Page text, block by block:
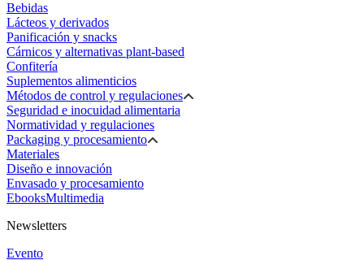
Bebidas
Lácteos y derivados
Panificación y snacks
Cárnicos y alternativas plant-based
Confitería
Suplementos alimenticios
Métodos de control y regulaciones
Seguridad e inocuidad alimentaria
Normatividad y regulaciones
Packaging y procesamiento
Materiales
Diseño e innovación
Envasado y procesamiento
EbooksMultimedia
Newsletters
Evento